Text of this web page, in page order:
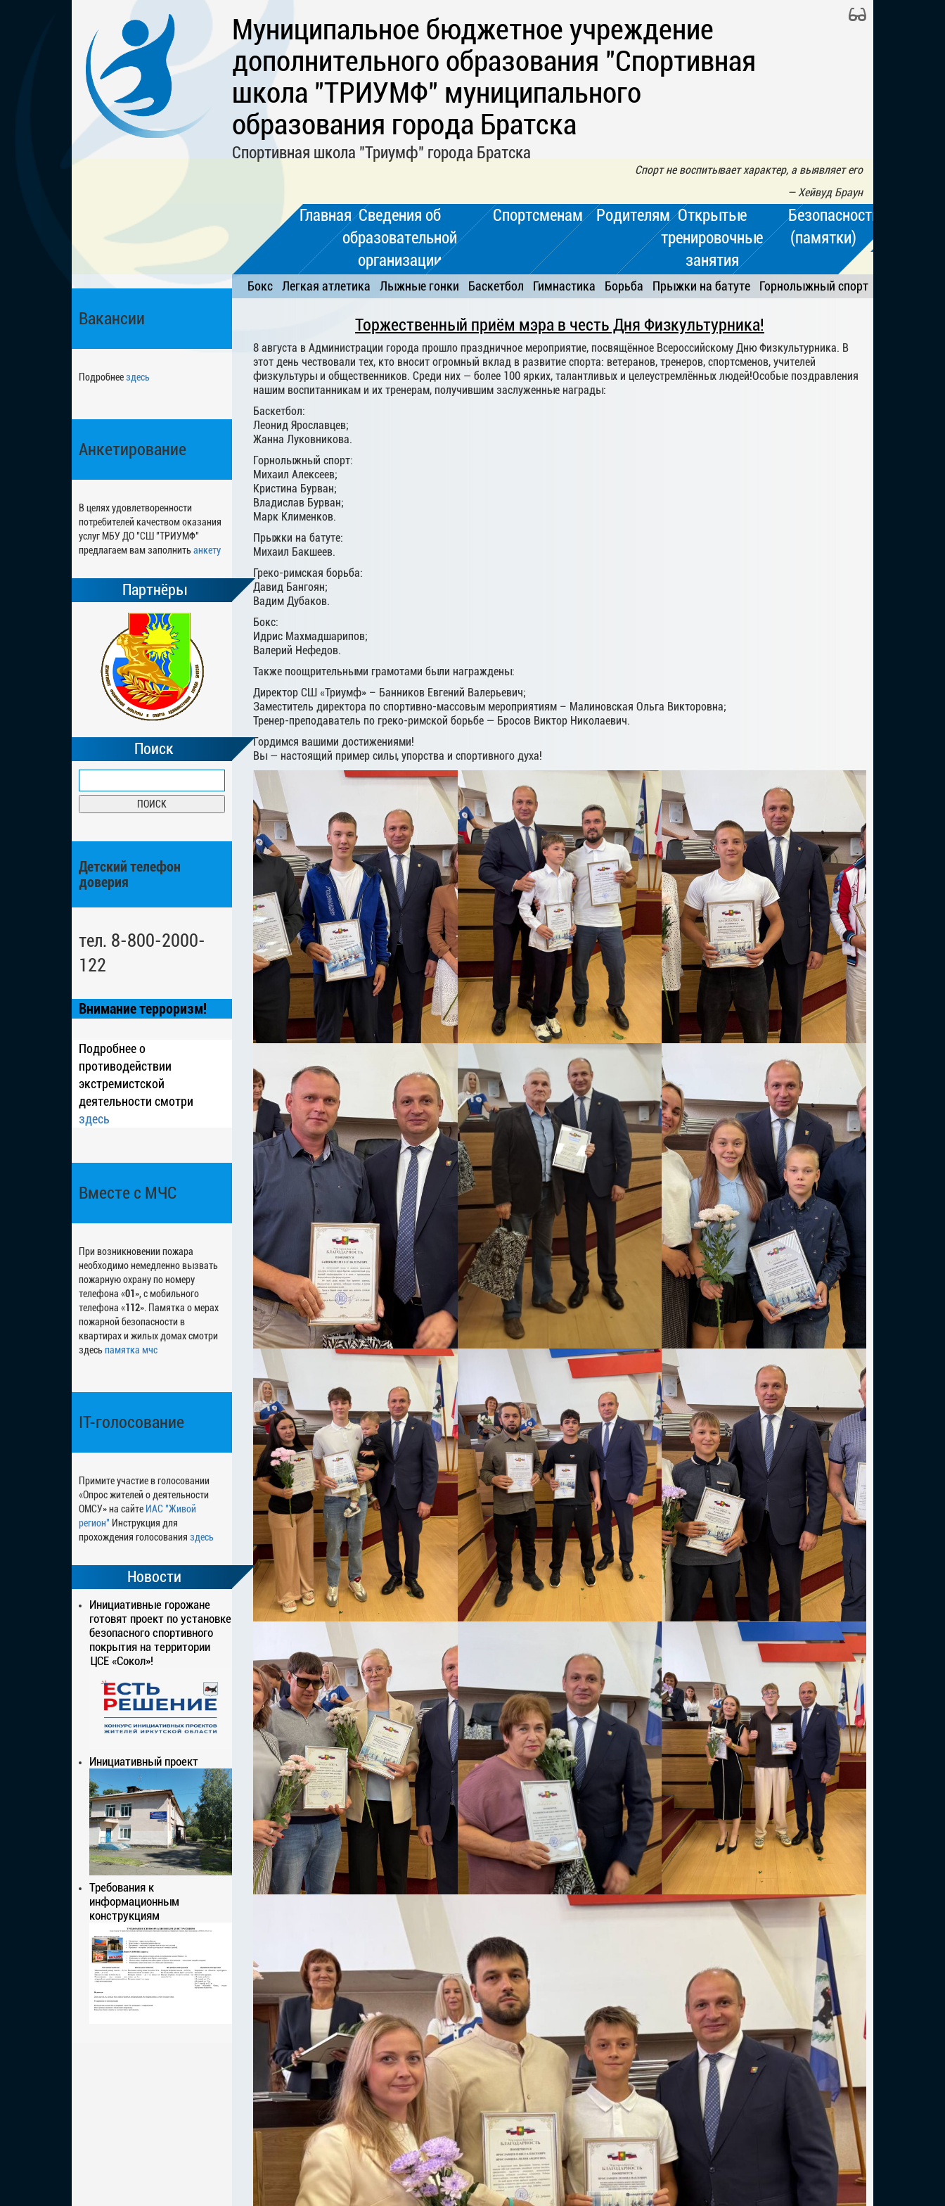
Муниципальное бюджетное учреждение
дополнительного образования "Спортивная
школа "ТРИУМФ" муниципального
образования города Братска
Спортивная школа "Триумф" города Братска
Спорт не воспитывает характер, а выявляет его
—Хейвуд Браун
Главная Сведения об
образовательной
организации
Спортсменам Родителям Открытые
тренировочные
занятия
Безопасность
(памятки)
Вакансии
Подробнеездесь
Анкетирование
В целях удовлетворенности
потребителей качеством оказания
услуг МБУ ДО "СШ "ТРИУМФ"
предлагаем вам заполнитьанкету
Партнёры
Поиск
Детский телефон
доверия
тел. 8-800-2000-
122
Внимание терроризм!
Подробнее о
противодействии
экстремистской
деятельности смотри
здесь
Вместе с МЧС
При возникновении пожара
необходимо немедленно вызвать
пожарную охрану по номеру
телефона «01 », с мобильного
телефона «112». Памятка о мерах
пожарной безопасности в
квартирах и жилых домах смотри
здесьпамятка мчс
IT-голосование
Примите участие в голосовании
«Опрос жителей о деятельности
ОМСУ» на сайте ИАС "Живой
регион" Инструкция для
прохождения голосования здесь
Новости
Инициативные горожане
готовят проект по установке
безопасного спортивного
покрытия на территории
ЦСЕ «Сокол»!
Инициативный проект
Требования к
информационным
конструкциям
Бокс Легкая атлетика Лыжные гонки Баскетбол Гимнастика Борьба Прыжки на батуте Горнолыжный спорт
Торжественный приём мэра в честь Дня Физкультурника!
8 августа в Администрации города прошло праздничное мероприятие, посвящённое Всероссийскому Дню Физкультурника. В
этот день чествовали тех, кто вносит огромный вклад в развитие спорта: ветеранов, тренеров, спортсменов, учителей
физкультуры и общественников. Среди них — более 100 ярких, талантливых и целеустремлённых людей!Особые поздравления
нашим воспитанникам и их тренерам, получившим заслуженные награды:
Баскетбол:
Леонид Ярославцев;
Жанна Луковникова.
Горнолыжный спорт:
Михаил Алексеев;
Кристина Бурван;
Владислав Бурван;
Марк Клименков.
Прыжки на батуте:
Михаил Бакшеев.
Греко-римская борьба:
Давид Бангоян;
Вадим Дубаков.
Бокс:
Идрис Махмадшарипов;
Валерий Нефедов.
Также поощрительными грамотами были награждены:
Директор СШ «Триумф» – Банников Евгений Валерьевич;
Заместитель директора по спортивно-массовым мероприятиям – Малиновская Ольга Викторовна;
Тренер-преподаватель по греко-римской борьбе — Бросов Виктор Николаевич.
Гордимся вашими достижениями!
Вы — настоящий пример силы, упорства и спортивного духа!